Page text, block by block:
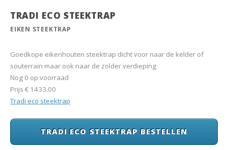
TRADI ECO STEEKTRAP
EIKEN STEEKTRAP
Goedkope eikenhouten steektrap dicht voor naar de kelder of
souterrain maar ook naar de zolder verdieping
Nog 0 op voorraad
Prijs € 1433.00
Tradi eco steektrap
TRADI ECO STEEKTRAP BESTELLEN